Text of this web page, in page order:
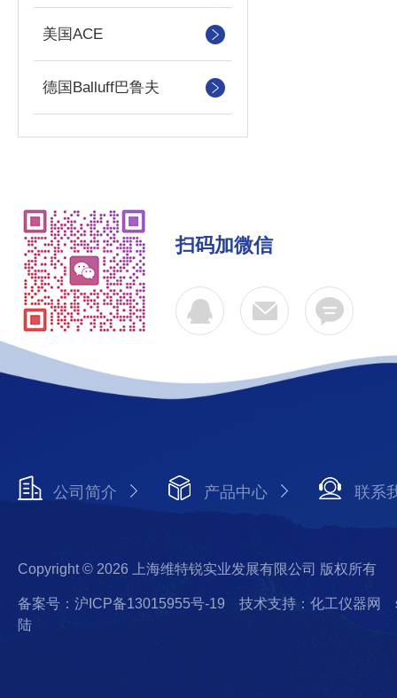
美国ACE
德国Balluff巴鲁夫
扫码加微信
公司简介 产品中心 联系
Copyright © 2026 上海维特锐实业发展有限公司 版权所有
备案号：沪ICP备13015955号-19 技术支持：化工仪器网
陆